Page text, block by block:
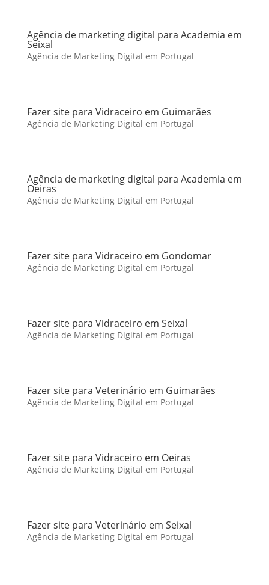
Agência de marketing digital para Academia em
Seixal
Agência de Marketing Digital em Portugal
Fazer site para Vidraceiro em Guimarães
Agência de Marketing Digital em Portugal
Agência de marketing digital para Academia em
Oeiras
Agência de Marketing Digital em Portugal
Fazer site para Vidraceiro em Gondomar
Agência de Marketing Digital em Portugal
Fazer site para Vidraceiro em Seixal
Agência de Marketing Digital em Portugal
Fazer site para Veterinário em Guimarães
Agência de Marketing Digital em Portugal
Fazer site para Vidraceiro em Oeiras
Agência de Marketing Digital em Portugal
Fazer site para Veterinário em Seixal
Agência de Marketing Digital em Portugal